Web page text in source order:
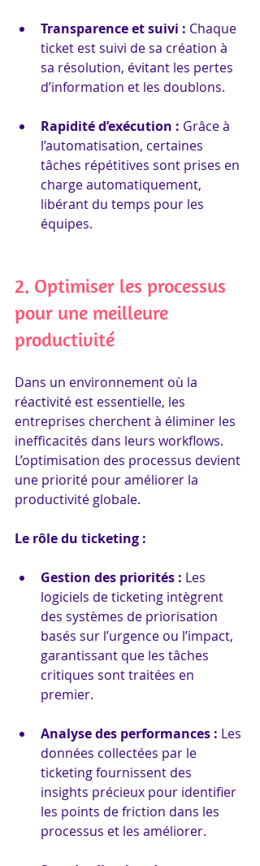
Transparence et suivi : Chaque
ticket est suivi de sa création à
sa résolution, évitant les pertes
d’information et les doublons.
Rapidité d’exécution : Grâce à
l’automatisation, certaines
tâches répétitives sont prises en
charge automatiquement,
libérant du temps pour les
équipes.
2. Optimiser les processus
pour une meilleure
productivité
Dans un environnement où la
réactivité est essentielle, les
entreprises cherchent à éliminer les
inefficacités dans leurs workflows.
L’optimisation des processus devient
une priorité pour améliorer la
productivité globale.
Le rôle du ticketing :
Gestion des priorités : Les
logiciels de ticketing intègrent
des systèmes de priorisation
basés sur l’urgence ou l’impact,
garantissant que les tâches
critiques sont traitées en
premier.
Analyse des performances : Les
données collectées par le
ticketing fournissent des
insights précieux pour identifier
les points de friction dans les
processus et les améliorer.